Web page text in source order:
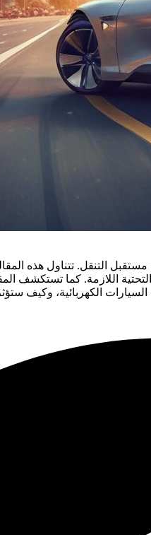
التنقل. تتناول هذه
اللازمة. كما تستكشف
الكهربائية، وكيف